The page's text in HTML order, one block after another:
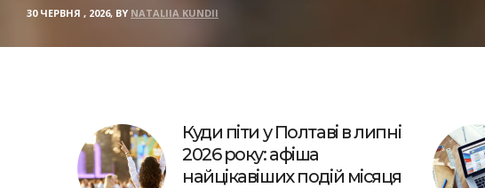
30 ЧЕРВНЯ , 2026, BY NATALIIA KUNDII
Куди піти у Полтаві в липні
2026 року: афіша
найцікавіших подій місяця